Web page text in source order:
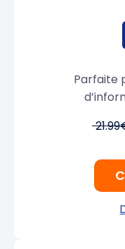
Parfaite